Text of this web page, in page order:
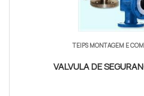
TEIPS MONTAGEM E
VALVULA DE